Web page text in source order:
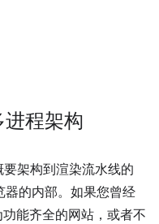
进程架构
架构到渲染流水线的
的内部。如果您曾经
能齐全的网站，或者不